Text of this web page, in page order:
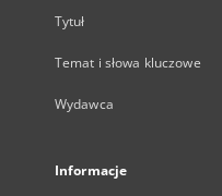
Tytuł
Temat i słowa kluczowe
Wydawca
Informacje